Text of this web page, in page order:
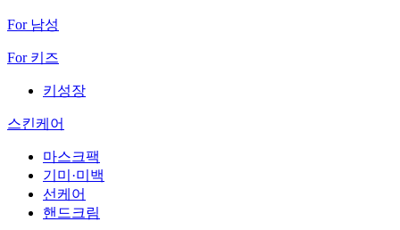
For 남성
For 키즈
키성장
스킨케어
마스크팩
기미·미백
선케어
핸드크림